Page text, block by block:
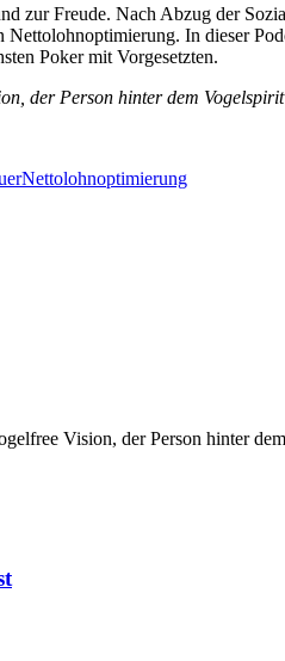
zur Freude. Nach Abzug der
In dieser
Poker mit Vorgesetzten.
der Person hinter dem
Nettolohnoptimierung
Vision, der Person hinter